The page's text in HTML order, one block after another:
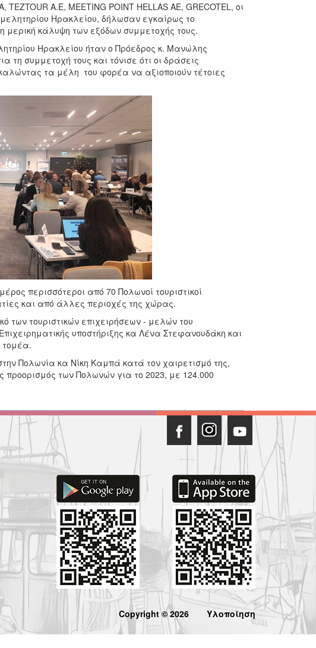
ΤΕΖTOUR A.E, MEETING POINT HELLAS AE, GRECOTEL, οι
Ηρακλείου, δήλωσαν εγκαίρως το
μερική κάλυψη των εξόδων συμμετοχής τους.
Ηρακλείου ήταν ο Πρόεδρος κ. Μανώλης
τη συμμετοχή τους και τόνισε ότι οι δράσεις
τα μέλη του φορέα να αξιοποιούν τέτοιες
περισσότεροι από 70 Πολωνοί τουριστικοί
και από άλλες περιοχές της χώρας.
των τουριστικών επιχειρήσεων - μελών του
υποστήριξης κα Λένα Στεφανουδάκη και
τομέα.
Πολωνία κα Νίκη Καμπά κατά τον χαιρετισμό της,
προορισμός των Πολωνών για το 2023, με 124.000
Copyright © 2026 Υλοποίηση